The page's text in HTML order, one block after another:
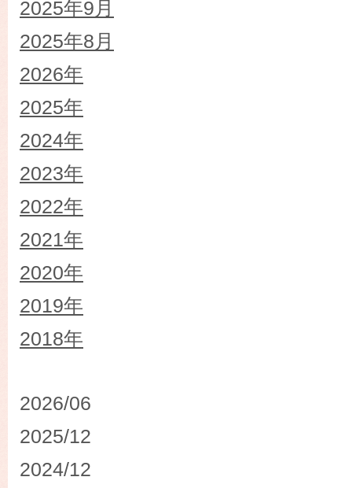
2025年9月
2025年8月
2026年
2025年
2024年
2023年
2022年
2021年
2020年
2019年
2018年
2026/06
2025/12
2024/12